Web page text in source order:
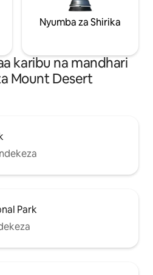
Nyumba za Shirika
karibu na mandhari
Mount Desert
Park